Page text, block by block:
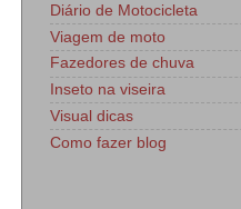
Diário de Motocicleta
Viagem de moto
Fazedores de chuva
Inseto na viseira
Visual dicas
Como fazer blog